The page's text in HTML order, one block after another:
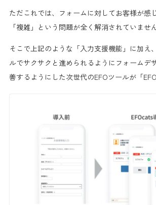
ただこれでは、フォームに対してお客様が感
「複雑」という問題が全く解消されていません
そこで上記のような「入力支援機能」に加え
ルでサクサクと進められるように フォームデ
善するようにした次世代のEFOツールが「